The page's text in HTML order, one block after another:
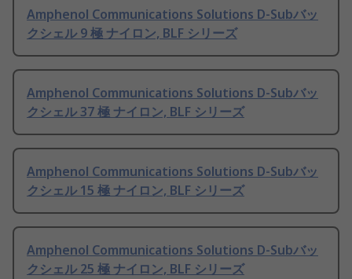
Amphenol Communications Solutions D-Subバッ
クシェル 9 極 ナイロン, BLF シリーズ
Amphenol Communications Solutions D-Subバッ
クシェル 37 極 ナイロン, BLF シリーズ
Amphenol Communications Solutions D-Subバッ
クシェル 15 極 ナイロン, BLF シリーズ
Amphenol Communications Solutions D-Subバッ
クシェル 25 極 ナイロン, BLF シリーズ